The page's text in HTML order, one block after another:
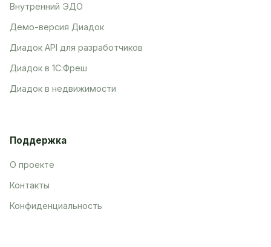
Внутренний ЭДО
Демо-версия Диадок
Диадок API для разработчиков
Диадок в 1С:Фреш
Диадок в недвижимости
Поддержка
О проекте
Контакты
Конфиденциальность